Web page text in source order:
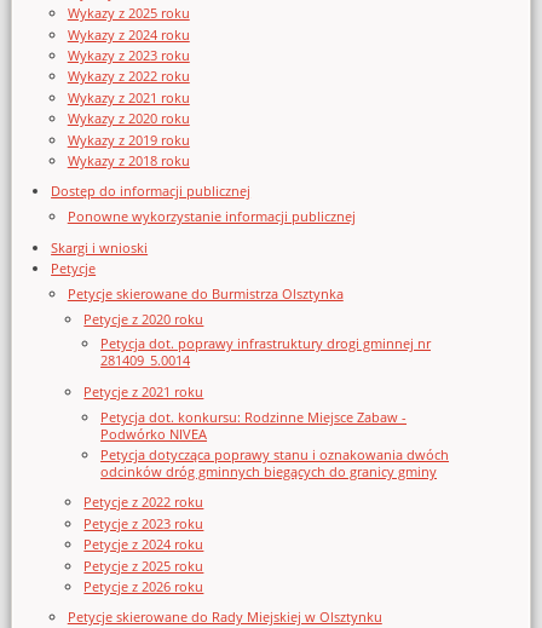
Wykazy z 2025 roku
Wykazy z 2024 roku
Wykazy z 2023 roku
Wykazy z 2022 roku
Wykazy z 2021 roku
Wykazy z 2020 roku
Wykazy z 2019 roku
Wykazy z 2018 roku
Dostęp do informacji publicznej
Ponowne wykorzystanie informacji publicznej
Skargi i wnioski
Petycje
Petycje skierowane do Burmistrza Olsztynka
Petycje z 2020 roku
Petycja dot. poprawy infrastruktury drogi gminnej nr
281409_5.0014
Petycje z 2021 roku
Petycja dot. konkursu: Rodzinne Miejsce Zabaw -
Podwórko NIVEA
Petycja dotycząca poprawy stanu i oznakowania dwóch
odcinków dróg gminnych biegących do granicy gminy
Petycje z 2022 roku
Petycje z 2023 roku
Petycje z 2024 roku
Petycje z 2025 roku
Petycje z 2026 roku
Petycje skierowane do Rady Miejskiej w Olsztynku